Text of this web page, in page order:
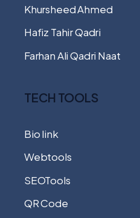
Khursheed Ahmed
Hafiz Tahir Qadri
Farhan Ali Qadri Naat
TECH TOOLS
Bio link
Webtools
SEOTools
QR Code